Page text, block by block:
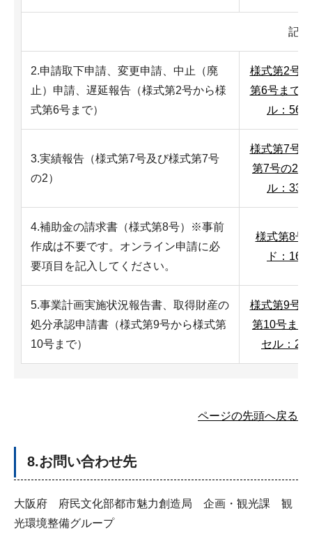
記
2.申請取下申請、変更申請、中止（廃
止）申請、遅延報告（様式第2号から様
式第6号まで）
様式第2号
第6号まで
ル：
3.実績報告（様式第7号及び様式第7号
の2）
様式第7号
第7号の2（
ル：
4.補助金の請求書（様式第8号）※事前
作成は不要です。オンライン申請に必
要項目を記入してください。
様式第8号
ド：
5.事業計画実施状況報告書、取得財産の
処分承認申請書（様式第9号から様式第
10号まで）
様式第9号
第10号まで
セル：
ページの先頭へ戻る
8.お問い合わせ先
大阪府 府民文化部都市魅力創造局 企画・観光課 観
光環境整備グループ